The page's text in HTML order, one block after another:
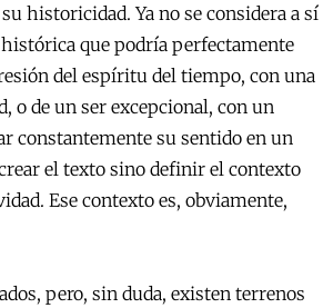
historicidad. Ya no se considera a sí
que podría perfectamente
del espíritu del tiempo, con una
o de un ser excepcional, con un
constantemente su sentido en un
el texto sino definir el contexto
Ese contexto es, obviamente,
pero, sin duda, existen terrenos